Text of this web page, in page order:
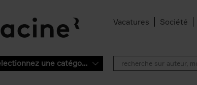
Vacatures Société
Sélectionnez une catégorie